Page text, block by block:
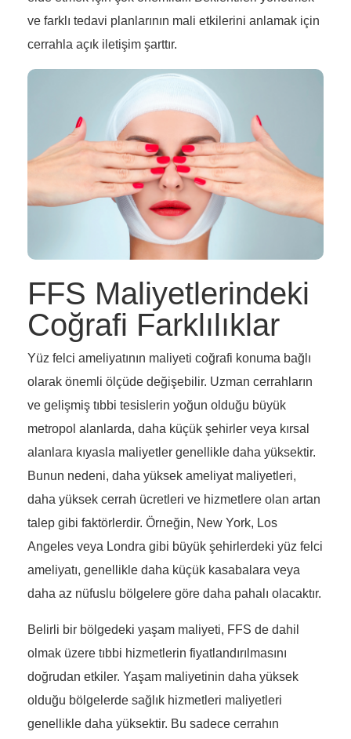
ve farklı tedavi planlarının mali etkilerini anlamak için
cerrahla açık iletişim şarttır.
FFS Maliyetlerindeki
Coğrafi Farklılıklar
Yüz felci ameliyatının maliyeti coğrafi konuma bağlı
olarak önemli ölçüde değişebilir. Uzman cerrahların
ve gelişmiş tıbbi tesislerin yoğun olduğu büyük
metropol alanlarda, daha küçük şehirler veya kırsal
alanlara kıyasla maliyetler genellikle daha yüksektir.
Bunun nedeni, daha yüksek ameliyat maliyetleri,
daha yüksek cerrah ücretleri ve hizmetlere olan artan
talep gibi faktörlerdir. Örneğin, New York, Los
Angeles veya Londra gibi büyük şehirlerdeki yüz felci
ameliyatı, genellikle daha küçük kasabalara veya
daha az nüfuslu bölgelere göre daha pahalı olacaktır.
Belirli bir bölgedeki yaşam maliyeti, FFS de dahil
olmak üzere tıbbi hizmetlerin fiyatlandırılmasını
doğrudan etkiler. Yaşam maliyetinin daha yüksek
olduğu bölgelerde sağlık hizmetleri maliyetleri
genellikle daha yüksektir. Bu sadece cerrahın